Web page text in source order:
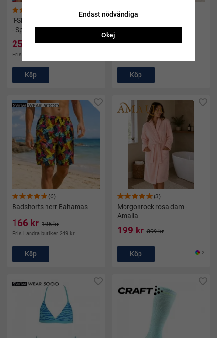
T-Shirt barn/junior Veeti svart
- Speedo
25 kr 95 kr
Pris i andra butiker 249 kr
Köp
T-Shirt herr Veeti svart -
25 kr 95 kr
Köp
(6)
Badshorts herr Bahamas
166 kr 195 kr
Pris i andra butiker 249 kr
Köp
(3)
Morgonrock rosa dam -
Amalia
199 kr 399 kr
Köp 2
Endast nödvändiga
Okej